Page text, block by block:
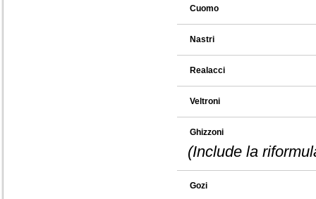
Cuomo
Nastri
Realacci
Veltroni
Ghizzoni
(Include la
Gozi